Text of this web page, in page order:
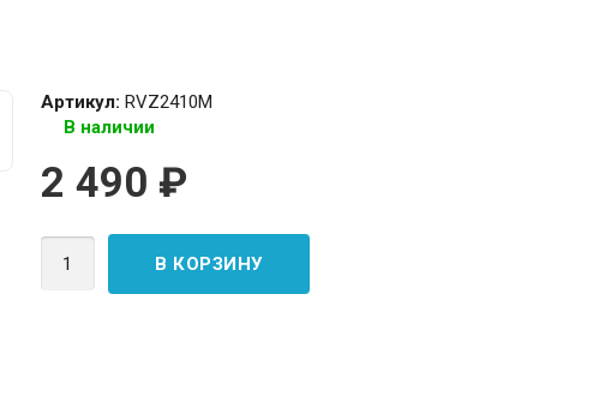
Артикул: RVZ2410M
В наличии
2 490 ₽